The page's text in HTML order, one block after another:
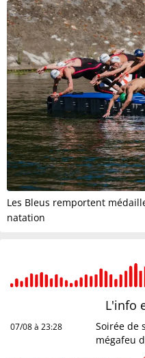
Les Bleus remportent
natation
L'info
07/08 à 23:28
Soirée de
mégafeu